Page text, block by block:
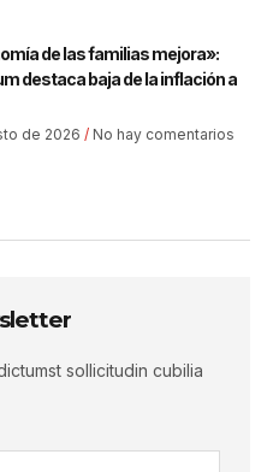
de las familias mejora»:
destaca baja de la inflación a
de 2026 No hay comentarios
sollicitudin cubilia